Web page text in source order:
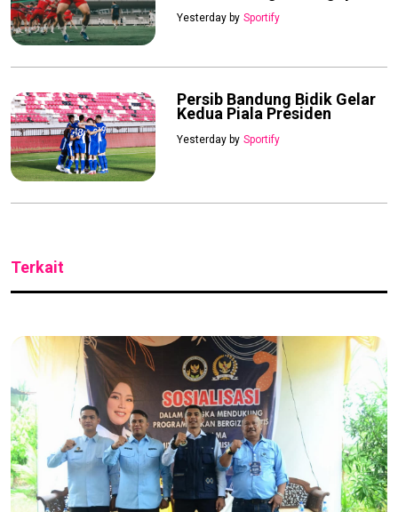
Yesterday by Sportify
Persib Bandung Bidik Gelar
Kedua Piala Presiden
Yesterday by Sportify
Terkait